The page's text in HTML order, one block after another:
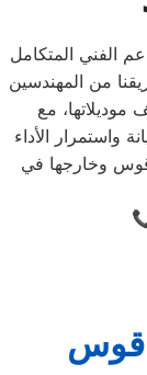
الفني المتكامل
من المهندسين
موديلاتها، مع
واستمرار الأداء
وخارجها في